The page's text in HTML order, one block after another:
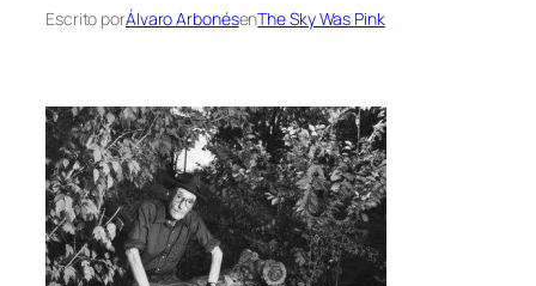
Escrito porÁlvaro ArbonésenThe Sky Was Pink